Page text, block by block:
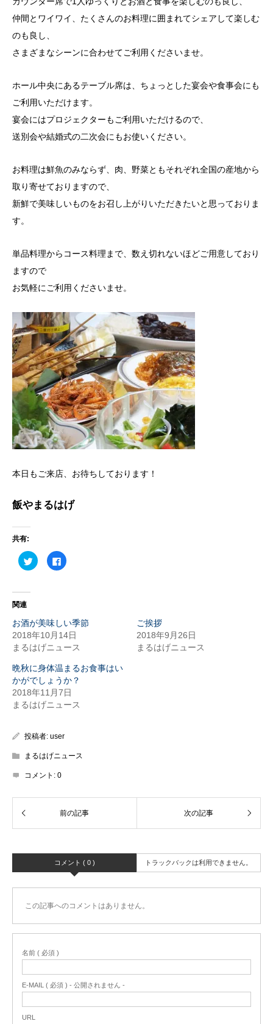
仲間とワイワイ、たくさんのお料理に囲まれてシェアして楽しむ
のも良し、
さまざまなシーンに合わせてご利用くださいませ。
ホール中央にあるテーブル席は、ちょっとした宴会や食事会にも
ご利用いただけます。
宴会にはプロジェクターもご利用いただけるので、
送別会や結婚式の二次会にもお使いください。
お料理は鮮魚のみならず、肉、野菜ともそれぞれ全国の産地から
取り寄せておりますので、
新鮮で美味しいものをお召し上がりいただきたいと思っておりま
す。
単品料理からコース料理まで、数え切れないほどご用意しており
ますので
お気軽にご利用くださいませ。
本日もご来店、お待ちしております！
飯やまるはげ
共有:
ク
リ
共
有
(新
し
い
ウ
ン
ド
ウ
で
開
き
ま
Facebook
で
リ
ッ
ク
し
だ
さ
い
(新
し
い
ド
ウ
開
関連
お酒が美味しい季節
2018年10月14日
まるはげニュース
ご挨拶
2018年9月26日
まるはげニュース
晩秋に身体温まるお食事はい
かがでしょうか？
2018年11月7日
まるはげニュース
投稿者: user
まるはげニュース
コメント: 0
コメント ( 0 ) トラックバックは利用できません。
この記事へのコメントはありません。
名前 ( 必須 )
E-MAIL ( 必須 ) - 公開されません -
URL